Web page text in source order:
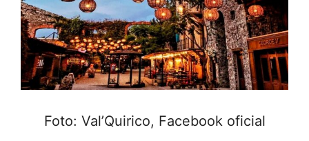
Foto: Val’Quirico, Facebook oficial